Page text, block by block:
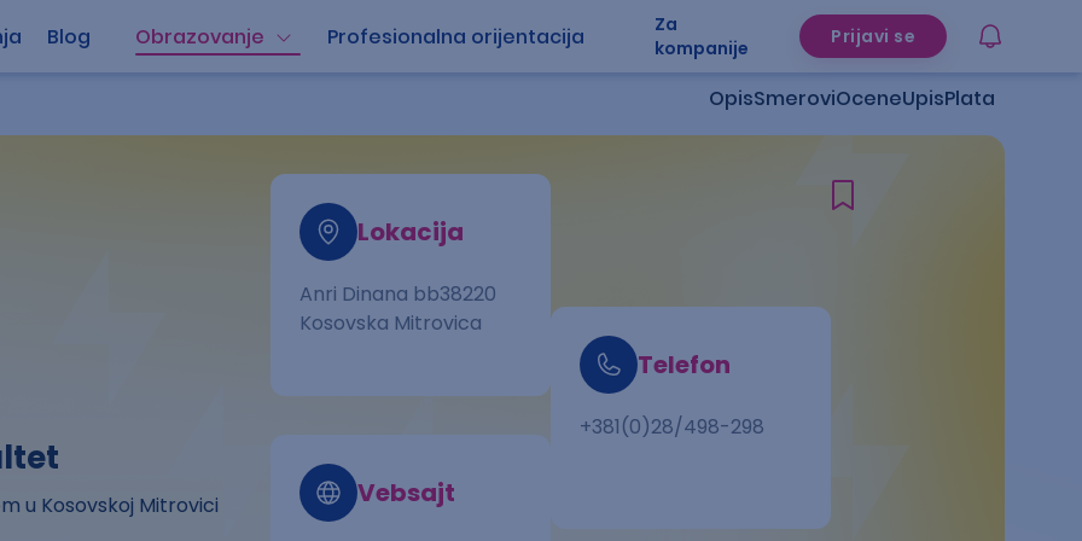
Blog Obrazovanje Profesionalna orijentacija
Za
kompanije
Prijavi se
OpisSmeroviOceneUpisPlata
u Kosovskoj Mitrovici
Lokacija
Anri Dinana bb38220
Kosovska Mitrovica
Vebsajt
Telefon
+381(0)28/498-298